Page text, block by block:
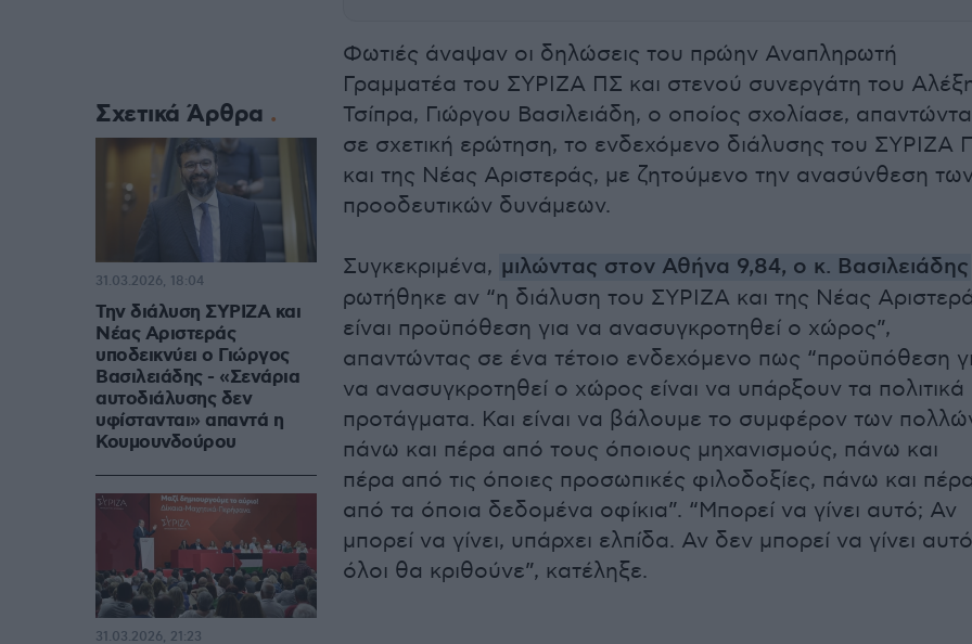
Φωτιές άναψαν οι δηλώσεις του πρώην Αναπληρωτή
Γραμματέα του ΣΥΡΙΖΑ ΠΣ και στενού συνεργάτη του
Τσίπρα, Γιώργου Βασιλειάδη, ο οποίος σχολίασε,
σε σχετική ερώτηση, το ενδεχόμενο διάλυσης του ΣΥΡΙΖΑ
και της Νέας Αριστεράς, με ζητούμενο την ανασύνθεση
προοδευτικών δυνάμεων.
Συγκεκριμένα, μιλώντας στον Αθήνα 9,84, ο κ. Βασιλειάδης
ρωτήθηκε αν “η διάλυση του ΣΥΡΙΖΑ και της Νέας
είναι προϋπόθεση για να ανασυγκροτηθεί ο χώρος”,
απαντώντας σε ένα τέτοιο ενδεχόμενο πως “προϋπόθεση
να ανασυγκροτηθεί ο χώρος είναι να υπάρξουν τα πολιτικά
προτάγματα. Και είναι να βάλουμε το συμφέρον των
πάνω και πέρα από τους όποιους μηχανισμούς, πάνω και
πέρα από τις όποιες προσωπικές φιλοδοξίες, πάνω και
από τα όποια δεδομένα οφίκια”. “Μπορεί να γίνει αυτό; Αν
μπορεί να γίνει, υπάρχει ελπίδα. Αν δεν μπορεί να γίνει αυτό
όλοι θα κριθούνε”, κατέληξε.
Σχετικά Άρθρα
Την διάλυση ΣΥΡΙΖΑ και
Νέας Αριστεράς
υποδεικνύει ο Γιώργος
Βασιλειάδης - «Σενάρια
αυτοδιάλυσης δεν
υφίστανται» απαντά η
Κουμουνδούρου
31.03.2026, 18:04
31.03.2026, 21:23